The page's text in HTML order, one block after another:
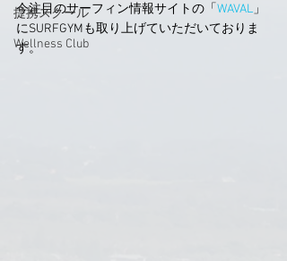
提携スクール
Wellness Club
今注目のサーフィン情報サイトの「 WAVAL」
にSURFGYMも取り上げていただいておりま
す。